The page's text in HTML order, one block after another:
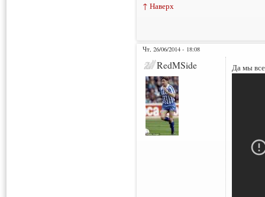
↑ Наверх
Чт, 26/06/2014 - 18:08
RedMSide Да мы все